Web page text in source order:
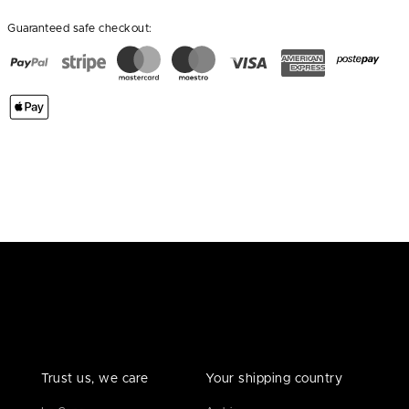
Guaranteed safe checkout:
Trust us, we care Your shipping country